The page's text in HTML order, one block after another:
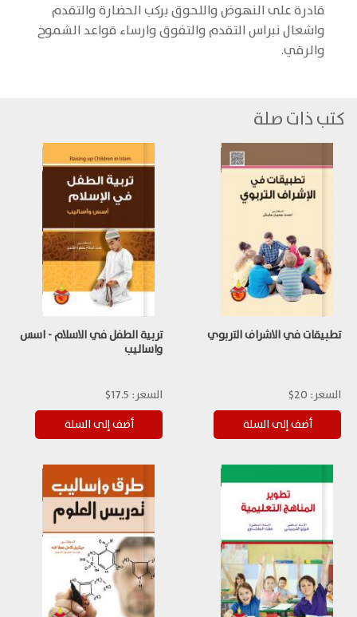
قادرة على النهوض واللحوق بركب الحضارة والتقدم
واشعال نبراس التقدم والتفوق وارساء قواعد الشموخ
والرقي.
كتب ذات صلة
تطبيقات في الاشراف التربوي
السعر: 20$
تربية الطفل في الاسلام - اسس
واساليب
السعر: 17.5$